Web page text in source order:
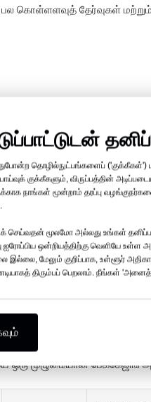
கொள்ளளவுத் தேர்வுகள்
குளிர்ந்த பானப்
மற்றும்
மற்றும் மேற்பூச்சுகளை
ஒரு முழுமையான
தொழில்நுட்பங்களைப் ('குக்கீகள்')
குக்கீகளும், விருப்பத்தின்
நாங்கள் மூன்றாம் தரப்பு
செய்வதன் மூலமோ அல்லது உங்கள்
ஒன்றியத்திற்கு வெளியே உள்ள
இல்லை, மேலும் குறிப்பாக, உள்ளூர்
திரும்பப் பெறலாம். நீங்கள்